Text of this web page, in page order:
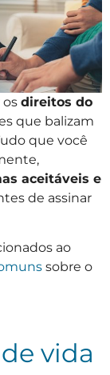
direitos do
que balizam
que você
aceitáveis e
de assinar
ao
sobre o
vida